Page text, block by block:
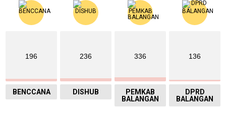
196
BENCCANA
236
DISHUB
336
PEMKAB
BALANGAN
136
DPRD
BALANGAN